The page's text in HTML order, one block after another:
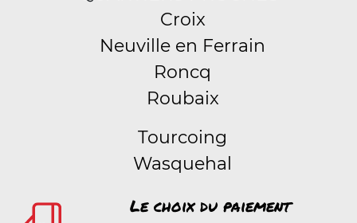
Croix
Neuville en Ferrain
Roncq
Roubaix
Tourcoing
Wasquehal
Le choix du paiement